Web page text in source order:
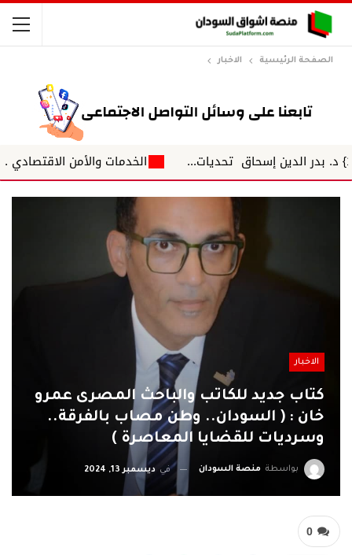
الصفحة الرئيسية الاخبار
الخدمات والأمن الاقتصادي ...الحلقة
الاخبار
كتاب جديد للكاتب والباحث المصرى عمرو
خان : ( السودان.. وطن مصاب بالفرقة..
وسرديات للقضايا المعاصرة )
بواسطة منصة السودان في ديسمبر 13, 2024
0